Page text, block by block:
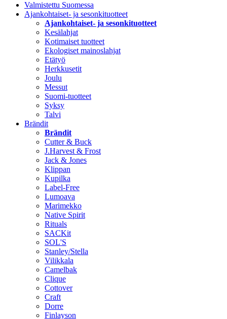
Valmistettu Suomessa
Ajankohtaiset- ja sesonkituotteet
Ajankohtaiset- ja sesonkituotteet
Kesälahjat
Kotimaiset tuotteet
Ekologiset mainoslahjat
Etätyö
Herkkusetit
Joulu
Messut
Suomi-tuotteet
Syksy
Talvi
Brändit
Brändit
Cutter & Buck
J.Harvest & Frost
Jack & Jones
Klippan
Kupilka
Label-Free
Lumoava
Marimekko
Native Spirit
Rituals
SACKit
SOL'S
Stanley/Stella
Vilikkala
Camelbak
Clique
Cottover
Craft
Dorre
Finlayson